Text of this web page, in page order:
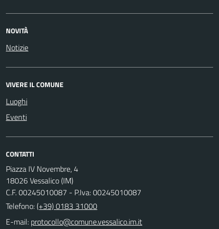
NOVITÀ
Notizie
VIVERE IL COMUNE
Luoghi
Eventi
CONTATTI
Piazza IV Novembre, 4
18026 Vessalico (IM)
C.F. 00245010087 - P.Iva: 00245010087
Telefono:(+39) 0183 31000
E-mail: